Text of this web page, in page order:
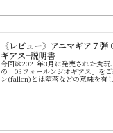
れています。
《レビュー》アニマギア７
ギアス+説明書
今回は2021年3月に発売された食玩
の「03フォールンジオギアス」を
ン(fallen)とは堕落などの意味を有